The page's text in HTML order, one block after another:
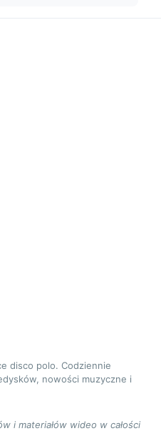
disco polo. Codziennie
nowości muzyczne i
i materiałów wideo w całości